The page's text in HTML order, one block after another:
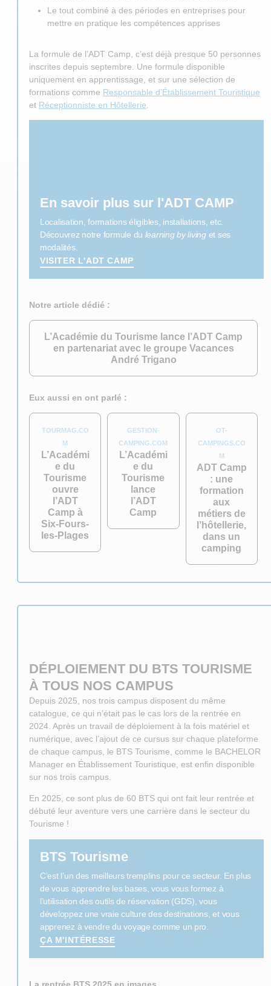
Le tout combiné à des périodes en entreprises pour
mettre en pratique les compétences apprises
La formule de l’ADT Camp, c’est déjà presque 50 personnes
inscrites depuis septembre. Une formule disponible
uniquement en apprentissage, et sur une sélection de
formations comme Responsable d’Établissement Touristique
et Réceptionniste en Hôtellerie
En savoir plus sur l'ADT CAMP
Localisation, formations éligibles, installations, etc.
Découvrez notre formule du learning by livinget ses
modalités.
VISITER L'ADT CAMP
Notre article dédié :
L’Académie du Tourisme lance l’ADT Camp
en partenariat avec le groupe Vacances
André Trigano
Eux aussi en ont parlé :
TOURMAG.CO
M
L’Académi
e du
Tourisme
ouvre
l’ADT
Camp à
Six-Fours-
les-Plages
GESTION-
CAMPING.COM
L’Académi
e du
Tourisme
lance
l’ADT
Camp
OT-
CAMPINGS.CO
M
ADT Camp
: une
formation
aux
métiers de
l’hôtellerie,
dans un
camping
DÉPLOIEMENT DU BTS TOURISME
À TOUS NOS CAMPUS
Depuis 2025, nos trois campus disposent du même
catalogue, ce qui n’était pas le cas lors de la rentrée en
2024. Après un travail de déploiement à la fois matériel et
numérique, avec l’ajout de ce cursus sur chaque plateforme
de chaque campus, le BTS Tourisme, comme le BACHELOR
Manager en Établissement Touristique, est enfin disponible
sur nos trois campus.
En 2025, ce sont plus de 60 BTS qui ont fait leur rentrée et
débuté leur aventure vers une carrière dans le secteur du
Tourisme !
BTS Tourisme
C’est l’un des meilleurs tremplins pour ce secteur. En plus
de vous apprendre les bases, vous vous formez à
l’utilisation des outils de réservation (GDS), vous
développez une vraie culture des destinations, et vous
apprenez à vendre du voyage comme un pro.
ÇA M'INTÉRESSE
La rentrée BTS 2025 en images